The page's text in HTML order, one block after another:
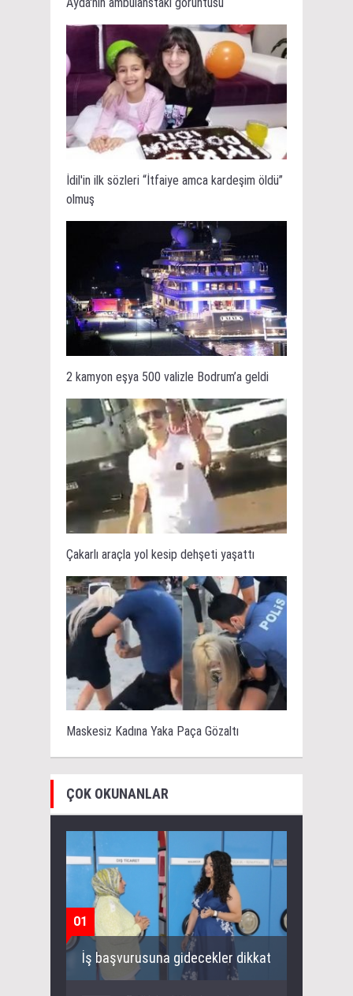
İdil'in ilk sözleri “İtfaiye amca kardeşim öldü”
olmuş
2 kamyon eşya 500 valizle Bodrum’a geldi
Çakarlı araçla yol kesip dehşeti yaşattı
Maskesiz Kadına Yaka Paça Gözaltı
ÇOK OKUNANLAR
01
İş başvurusuna gidecekler dikkat